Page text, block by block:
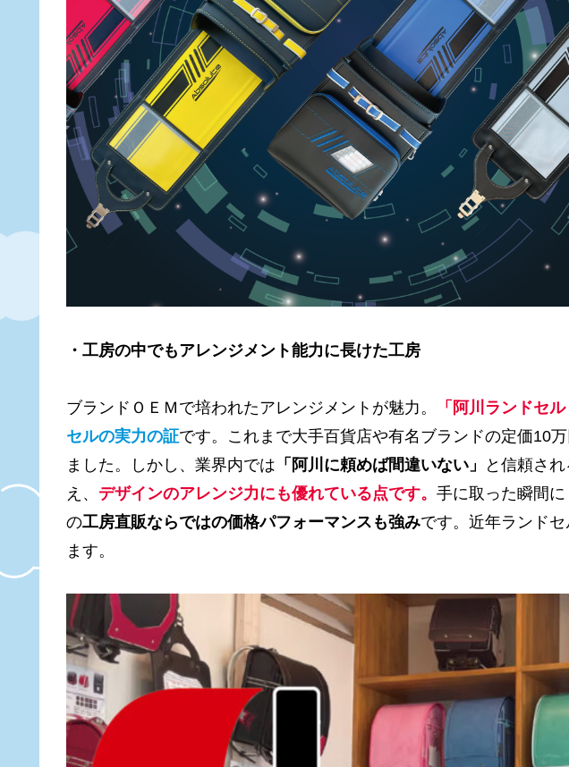
・工房の中でもアレンジメント能力に長けた工房
ブランドＯＥＭで培われたアレンジメントが魅力。 「阿川ランドセ
セルの実力の証です。これまで大手百貨店や有名ブランドの定価10
ました。しかし、業界内では 「阿川に頼めば間違いない」
と信頼さ
え、 デザインのアレンジ力にも優れている点です。 手に取った瞬間
の工房直販ならではの価格パフォーマンスも強みです。近年ランド
ます。